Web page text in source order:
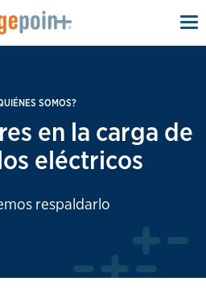
SOMOS?
en la carga de
eléctricos
respaldarlo